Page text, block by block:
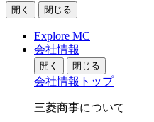
開く 閉じる
Explore MC
会社情報
開く 閉じる
会社情報トップ
三菱商事について